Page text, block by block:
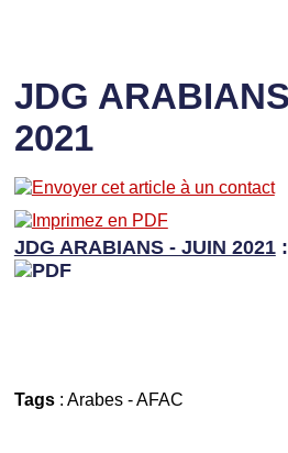
JDG
2021
JDG ARABIANS - JUIN 2021:
Tags: Arabes-AFAC